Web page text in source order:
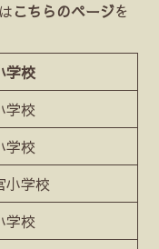
こちらのページを
学校
学校
学校
小学校
学校